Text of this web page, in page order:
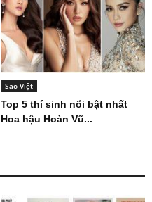
Sao Việt
Top 5 thí sinh nổi bật nhất
Hoa hậu Hoàn Vũ...